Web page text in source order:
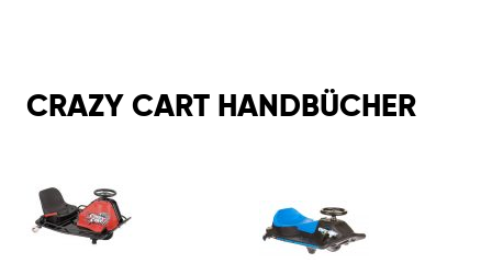
CRAZY CART HANDBÜCHER